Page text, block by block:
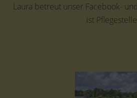
Laura betreut unser Facebook-
ist